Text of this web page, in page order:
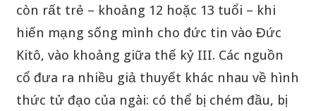
còn rất trẻ – khoảng 12 hoặc 13 tuổi – khi
hiến mạng sống mình cho đức tin vào Đức
Kitô, vào khoảng giữa thế kỷ III. Các nguồn
cổ đưa ra nhiều giả thuyết khác nhau về hình
thức tử đạo của ngài: có thể bị chém đầu, bị